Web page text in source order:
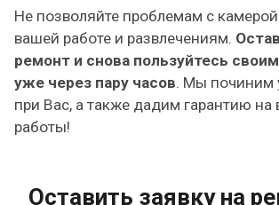
Не позволяйте проблемам с
вашей работе и развлечениям.
ремонт и снова пользуйтесь
уже через пару часов. Мы починим
при Вас, а также дадим гарантию
работы!
Оставить заявку на